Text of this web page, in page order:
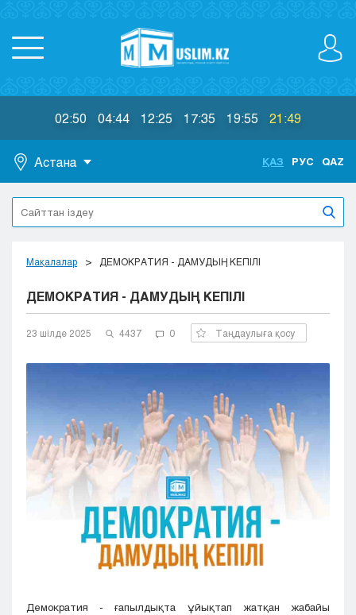
02:50 04:44 12:25 17:35 19:55 21:49
Астана
Астана
Алматы
Актобе
Жезказган
Караганда
Кокшетау
Семей
Талдыкорган
Тараз
Туркестан
Усть-Каменогорск
ҚАЗ РУС QAZ
Мақалалар ДЕМОКРАТИЯ - ДАМУДЫҢ КЕПІЛІ
ДЕМОКРАТИЯ - ДАМУДЫҢ КЕПІЛІ
23 шілде 2025 4437 0 Таңдаулыға қосу
Демократия - ғапылдықта ұйықтап жатқан жабайы